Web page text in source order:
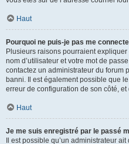
Haut
Pourquoi ne puis-je pas me
Plusieurs raisons pourraient
nom d’utilisateur et votre mot de
contactez un administrateur du forum
banni. Il est également possible que
erreur de configuration de son côté, et
Haut
Je me suis enregistré par le passé
Il est possible qu’un administrateur